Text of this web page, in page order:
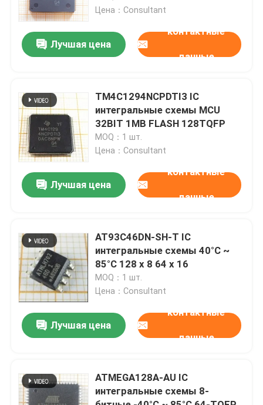
Продукты
Видео
О нас
Проверка качества
Свяжитесь мы
Спросите цитату
ИС интегральные схемы
Цена：Consultant
Лучшая цена
контактные
данные
TM4C1294NCPDTI3 IC
интегральные схемы MCU
32BIT 1MB FLASH 128TQFP
MOQ：1 шт.
Цена：Consultant
Лучшая цена
контактные
данные
AT93C46DN-SH-T IC
интегральные схемы 40°C ~
85°C 128 x 8 64 x 16
MOQ：1 шт.
Цена：Consultant
Лучшая цена
контактные
данные
ATMEGA128A-AU IC
интегральные схемы 8-